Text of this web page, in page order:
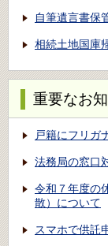
自筆遺言書保
相続土地国庫
重要なお
戸籍にフリガ
法務局の窓口
令和７年度の
散）について
スマホで供託